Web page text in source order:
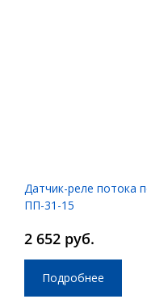
Датчик-реле потока
ПП-31-15
2 652 руб.
Подробнее